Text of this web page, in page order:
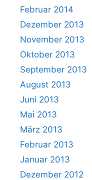
Februar 2014
Dezember 2013
November 2013
Oktober 2013
September 2013
August 2013
Juni 2013
Mai 2013
März 2013
Februar 2013
Januar 2013
Dezember 2012